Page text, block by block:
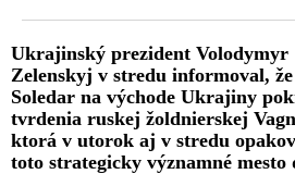
Ukrajinský prezident Volodymyr
Zelenskyj v stredu informoval,
Soledar na východe Ukrajiny
tvrdenia ruskej žoldnierskej
ktorá v utorok aj v stredu
toto strategicky významné mesto